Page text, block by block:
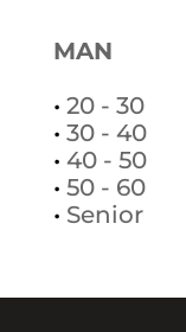
MAN
• 20 - 30
• 30 - 40
• 40 - 50
• 50 - 60
• Senior